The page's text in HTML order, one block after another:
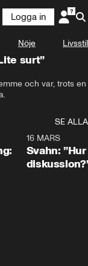
Logga in
Nöje Livsstil
surt”
och var, trots en
SE ALLA
16 MARS
Svahn: